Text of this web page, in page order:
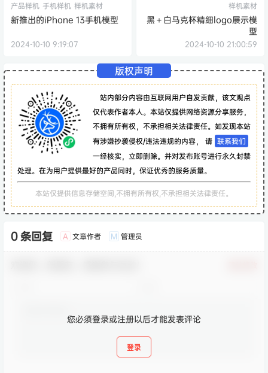
产品样机 手机样机 样机素材
新推出的iPhone 13手机模型
2024-10-10 9:19:07
样机素材
黑＋白马克杯精细logo展示模
型
2024-10-10 21:00:59
版权声明
站内部分内容由互联网用户自发贡献，该文观点
仅代表作者本人。本站仅提供网络资源分享服务，
不拥有所有权，不承担相关法律责任。如发现本站
有涉嫌抄袭侵权/违法违规的内容， 请 联系我们
一经核实，立即删除。并对发布账号进行永久封禁
处理。在为用户提供最好的产品同时，保证优秀的服务质量。
本站仅提供信息存储空间,不拥有所有权,不承担相关法律责任。
0 条回复 A 文章作者 M 管理员
您必须登录或注册以后才能发表评论
登录